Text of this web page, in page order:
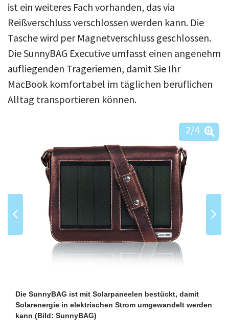
ist ein weiteres Fach vorhanden, das via
Reißverschluss verschlossen werden kann. Die
Tasche wird per Magnetverschluss geschlossen.
Die SunnyBAG Executive umfasst einen angenehm
aufliegenden Trageriemen, damit Sie Ihr
MacBook komfortabel im täglichen beruflichen
Alltag transportieren können.
Die SunnyBAG ist mit Solarpaneelen bestückt, damit
Solarenergie in elektrischen Strom umgewandelt werden
kann (Bild: SunnyBAG)
2/4